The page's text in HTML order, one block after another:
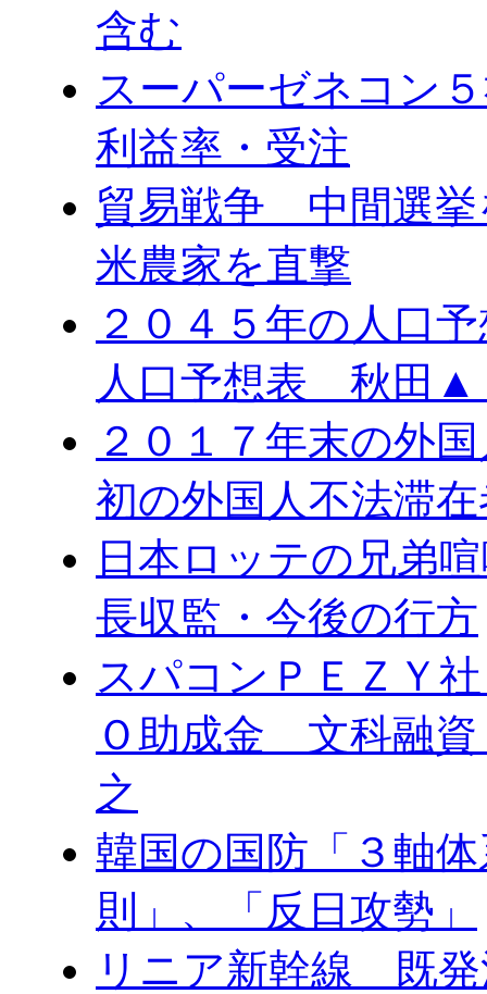
含む
スーパーゼネコン
利益率・受注
貿易戦争 中間選
米農家を直撃
２０４５年の人口
人口予想表 秋田▲
２０１７年末の外
初の外国人不法滞
日本ロッテの兄弟
長収監・今後の行方
スパコンＰＥＺＹ
Ｏ助成金 文科融
之
韓国の国防「３軸
則」、「反日攻勢」
リニア新幹線 既発